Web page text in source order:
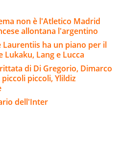
non è l'Atletico Madrid
allontana l'argentino
Laurentiis ha un piano per il
Lang e Lucca
di Di Gregorio, Dimarco
piccoli, Ylildiz
dell'Inter